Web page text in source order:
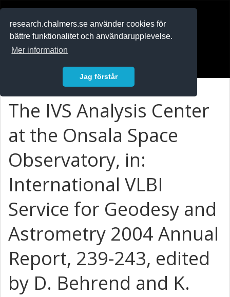
research.chalmers.se använder cookies för
bättre funktionalitet och användarupplevelse.
Mer information
Jag förstår
The IVS Analysis Center
at the Onsala Space
Observatory, in:
International VLBI
Service for Geodesy and
Astrometry 2004 Annual
Report, 239-243, edited
by D. Behrend and K.